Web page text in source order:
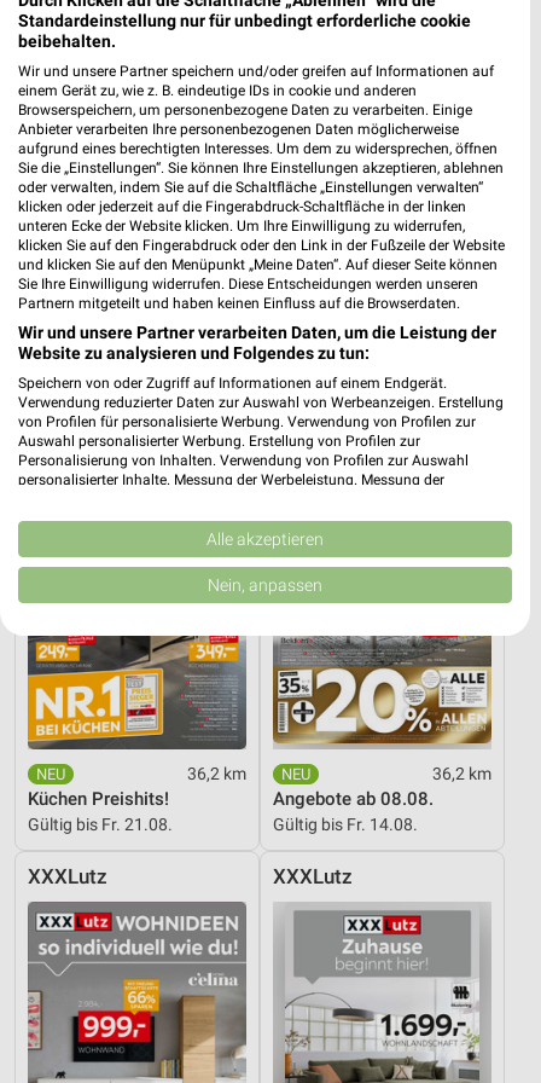
36,2 km
Wohnenpreishits
Gültig bis Fr. 14.08.
36,2 km
Angebote ab 08.08.
Gültig bis Fr. 14.08.
XXXLutz
36,2 km
Küchen Preishits!
Gültig bis Fr. 21.08.
XXXLutz
36,2 km
Angebote ab 08.08.
Gültig bis Fr. 14.08.
XXXLutz XXXLutz
Standardeinstellung nur für unbedingt erforderliche cookie
beibehalten.
Wir und unsere Partner speichern und/oder greifen auf Informationen auf
einem Gerät zu, wie z. B. eindeutige IDs in cookie und anderen
Browserspeichern, um personenbezogene Daten zu verarbeiten. Einige
Anbieter verarbeiten Ihre personenbezogenen Daten möglicherweise
aufgrund eines berechtigten Interesses. Um dem zu widersprechen, öffnen
Sie die „Einstellungen“. Sie können Ihre Einstellungen akzeptieren, ablehnen
oder verwalten, indem Sie auf die Schaltfläche „Einstellungen verwalten“
klicken oder jederzeit auf die Fingerabdruck-Schaltfläche in der linken
unteren Ecke der Website klicken. Um Ihre Einwilligung zu widerrufen,
klicken Sie auf den Fingerabdruck oder den Link in der Fußzeile der Website
und klicken Sie auf den Menüpunkt „Meine Daten“. Auf dieser Seite können
Sie Ihre Einwilligung widerrufen. Diese Entscheidungen werden unseren
Partnern mitgeteilt und haben keinen Einfluss auf die Browserdaten.
Wir und unsere Partner verarbeiten Daten, um die Leistung der
Website zu analysieren und Folgendes zu tun:
Speichern von oder Zugriff auf Informationen auf einem Endgerät.
Verwendung reduzierter Daten zur Auswahl von Werbeanzeigen. Erstellung
von Profilen für personalisierte Werbung. Verwendung von Profilen zur
Auswahl personalisierter Werbung. Erstellung von Profilen zur
Personalisierung von Inhalten. Verwendung von Profilen zur Auswahl
personalisierter Inhalte. Messung der Werbeleistung. Messung der
Kombinationen von Daten aus verschiedenen Quellen. Entwicklung und
Verbesserung der Angebote. Verwendung reduzierter Daten zur Auswahl
von Inhalten.
Daten können außerhalb der Europäischen Union weitergegeben und in die
Website/App.
Partnerliste anzeigen (1 IAB-Anbieter)
Wir nutzen Ihre Daten für folgende Zwecke:
IAB-Verarbeitungszwecke:
Speichern von oder Zugriff auf Informationen
auf einem Endgerät
Verwendung reduzierter Daten zur Auswahl von
Erstellung von Profilen für personalisierte
Werbung
Verwendung von Profilen zur Auswahl
personalisierter Werbung
Erstellung von Profilen zur Personalisierung
von Inhalten
Alle akzeptieren
Nein, anpassen